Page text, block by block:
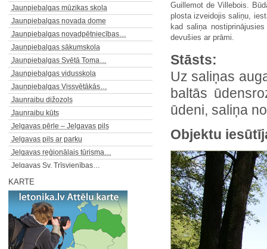
Jaunpiebalgas mūzikas skola
Jaunpiebalgas novada dome
Jaunpiebalgas novadpētniecības…
Jaunpiebalgas sākumskola
Jaunpiebalgas Svētā Toma…
Jaunpiebalgas vidusskola
Jaunpiebalgas Vissvētākās…
Jaunraibu dižozols
Jaunraibu kūts
Jelgavas pērle – Jelgavas pils
Jelgavas pils ar parku
Jelgavas reģionālais tūrisma…
Jelgavas Sv. Trīsvienības…
Jelgavas tirgus laukums
Jelgavas vecpilsēta un koka…
Jelgavas Zinātniskās…
Jelgavas Zinātniskās…
Jelgavas Zinātniskās…
Joda dambis
KARTE
Guillemot de Villebois.
plosta izveidojis saliņu,
kad saliņa
devušies ar prāmi.
Stāsts:
Uz saliņas
baltās
ūdeni, saliņa
Objektu